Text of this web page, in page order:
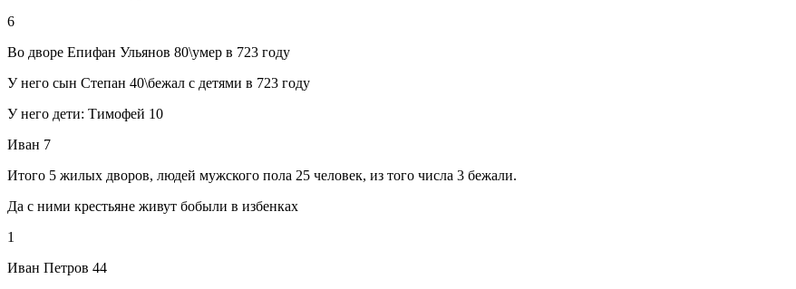
6
Во дворе Епифан Ульянов 80\умер в 723 году
У него сын Степан 40\бежал с детями в 723 году
У него дети: Тимофей 10
Иван 7
Итого 5 жилых дворов, людей мужского пола 25 человек, из того числа 3 бежали.
Да с ними крестьяне живут бобыли в избенках
1
Иван Петров 44